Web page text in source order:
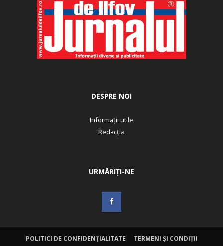
DESPRE NOI
Informații utile
Redacția
URMĂRIȚI-NE
POLITICI DE CONFIDENȚIALITATE TERMENI ȘI CONDIȚII